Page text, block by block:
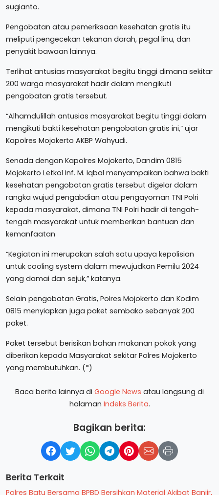
sugianto.
Pengobatan atau pemeriksaan kesehatan gratis itu
meliputi pengecekan tekanan darah, pegal linu, dan
penyakit bawaan lainnya.
Terlihat antusias masyarakat begitu tinggi dimana sekitar
200 warga masyarakat hadir dalam mengikuti
pengobatan gratis tersebut.
“Alhamdulillah antusias masyarakat begitu tinggi dalam
mengikuti bakti kesehatan pengobatan gratis ini,” ujar
Kapolres Mojokerto AKBP Wahyudi.
Senada dengan Kapolres Mojokerto, Dandim 0815
Mojokerto Letkol Inf. M. Iqbal menyampaikan bahwa bakti
kesehatan pengobatan gratis tersebut digelar dalam
rangka wujud pengabdian atau pengayoman TNI Polri
kepada masyarakat, dimana TNI Polri hadir di tengah-
tengah masyarakat untuk memberikan bantuan dan
kemanfaatan
“Kegiatan ini merupakan salah satu upaya kepolisian
untuk cooling system dalam mewujudkan Pemilu 2024
yang damai dan sejuk,” katanya.
Selain pengobatan Gratis, Polres Mojokerto dan Kodim
0815 menyiapkan juga paket sembako sebanyak 200
paket.
Paket tersebut berisikan bahan makanan pokok yang
diberikan kepada Masyarakat sekitar Polres Mojokerto
yang membutuhkan. (*)
Baca berita lainnya di Google News atau langsung di
halaman Indeks Berita.
Bagikan berita:
Berita Terkait
Polres Batu Bersama BPBD Bersihkan Material Akibat Banjir,